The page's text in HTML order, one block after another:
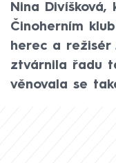
Nina
Činoherním
herec a režisér
ztvárnila řadu
věnovala se